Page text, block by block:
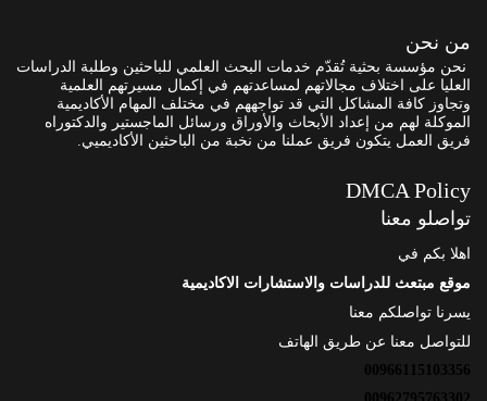
من نحن
نحن مؤسسة بحثية تُقدّم خدمات البحث العلمي للباحثين وطلبة الدراسات
العليا على اختلاف مجالاتهم لمساعدتهم في إكمال مسيرتهم العلمية
وتجاوز كافة المشاكل التي قد تواجههم في مختلف المهام الأكاديمية
الموكلة لهم من إعداد الأبحاث والأوراق ورسائل الماجستير والدكتوراه
فريق العمل يتكون فريق عملنا من نخبة من الباحثين الأكاديميي.
DMCA Policy
تواصلو معنا
اهلا بكم في
موقع مبتعث للدراسات والاستشارات الاكاديمية
يسرنا تواصلكم معنا
للتواصل معنا عن طريق الهاتف
00966115103356